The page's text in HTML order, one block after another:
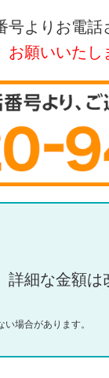
号よりお電
お願いいたし
詳細な金額
場合があります。